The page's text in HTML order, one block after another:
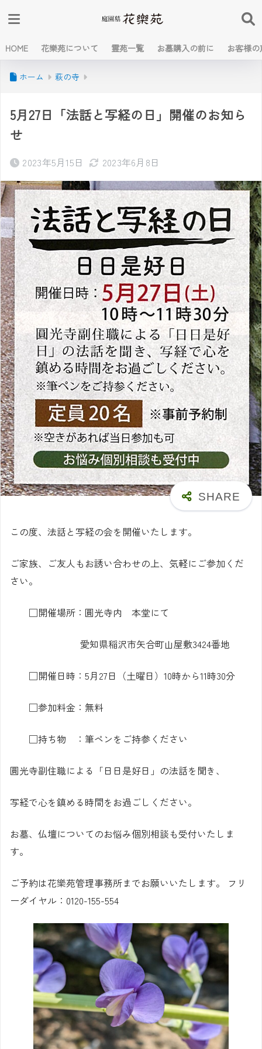
HOME 花樂苑について 霊苑一覧 お墓購入の前に お客様の
ホーム 萩の寺
5月27日「法話と写経の日」開催のお知ら
せ
2023年5月15日 2023年6月8日
この度、法話と写経の会を開催いたします。
ご家族、ご友人もお誘い合わせの上、気軽にご参加くだ
さい。
□開催場所：圓光寺内 本堂にて
愛知県稲沢市矢合町山屋敷3424番地
□開催日時：5月27日（土曜日）10時から11時30分
□参加料金：無料
□持ち物 ：筆ペンをご持参ください
圓光寺副住職による「日日是好日」の法話を聞き、
写経で心を鎮める時間をお過ごしください。
お墓、仏壇についてのお悩み個別相談も受付いたしま
す。
ご予約は花樂苑管理事務所までお願いいたします。 フリ
ーダイヤル：0120-155-554